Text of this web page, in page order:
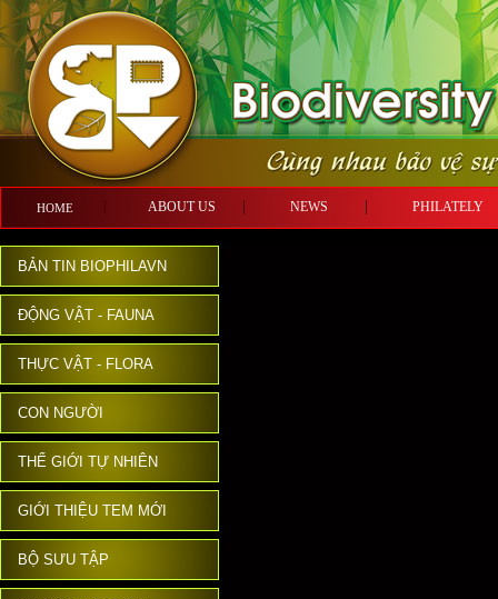
HOME ABOUT US NEWS
BẢN TIN BIOPHILAVN
ĐỘNG VẬT - FAUNA
THỰC VẬT - FLORA
CON NGƯỜI
THẾ GIỚI TỰ NHIÊN
GIỚI THIỆU TEM MỚI
BỘ SƯU TẬP